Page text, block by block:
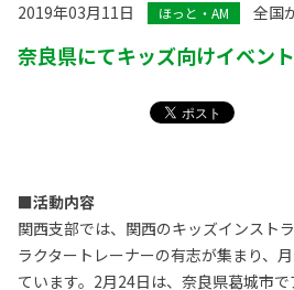
2019年03月11日 ほっと・AM 全国
奈良県にてキッズ向けイベン
■活動内容
関西支部では、関西のキッズインスト
ラクタートレーナーの有志が集まり、
ています。2月24日は、奈良県葛城市